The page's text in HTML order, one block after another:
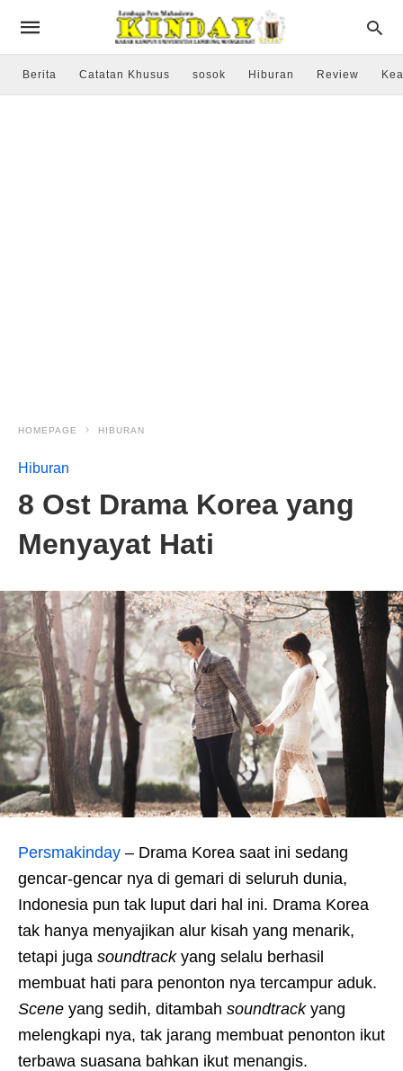
Berita Catatan Khusus sosok Hiburan Review
HOMEPAGE HIBURAN
Hiburan
8 Ost Drama Korea yang
Menyayat Hati
Persmakinday – Drama Korea saat ini sedang
gencar-gencar nya di gemari di seluruh dunia,
Indonesia pun tak luput dari hal ini. Drama Korea
tak hanya menyajikan alur kisah yang menarik,
tetapi juga soundtrackyang selalu berhasil
membuat hati para penonton nya tercampur aduk.
Scene yang sedih, ditambah soundtrackyang
melengkapi nya, tak jarang membuat penonton ikut
terbawa suasana bahkan ikut menangis.